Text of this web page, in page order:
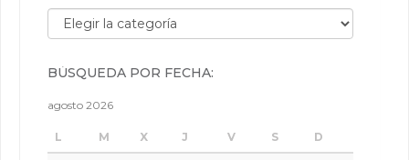
Búsqueda por categorías:
BÚSQUEDA POR FECHA:
agosto 2026
L M X J V S D